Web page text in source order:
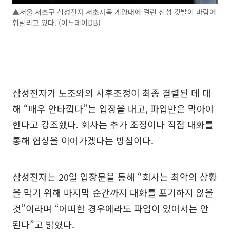
▲서울 서초구 삼성전자 서초사옥 게양대에 걸린 삼성 깃발이 바람에
휘날리고 있다. (이투데이DB)
삼성전자가 노조와의 사후조정이 최종 결렬된 데 대
해 “매우 안타깝다”는 입장을 내고, 파업만은 막아야
한다고 강조했다. 회사는 추가 조정이나 직접 대화를
통해 협상을 이어가겠다는 방침이다.
삼성전자는 20일 입장문을 통해 “회사는 최악의 상황
을 막기 위해 마지막 순간까지 대화를 포기하지 않을
것”이라며 “어떠한 경우에라도 파업이 있어서는 안
된다”고 밝혔다.